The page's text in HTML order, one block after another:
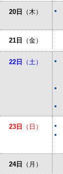
20日 （木）
21日 （金）
22日 （土）
23日 （日）
24日 （月）